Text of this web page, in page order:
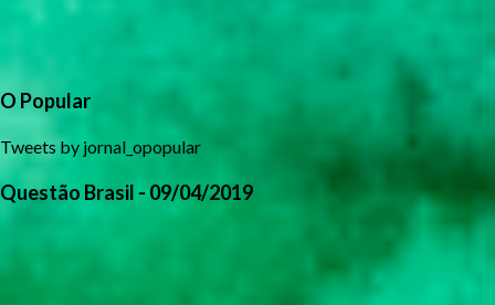
O Popular
Tweets by jornal_opopular
Questão Brasil - 09/04/2019